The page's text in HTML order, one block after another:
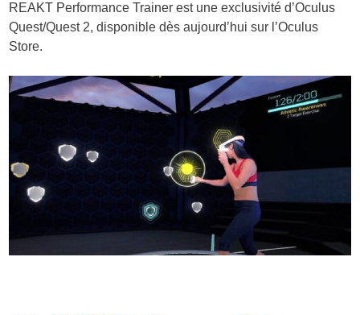
REAKT Performance Trainer est une exclusivité d’Oculus
Quest/Quest 2, disponible dès aujourd’hui sur l’Oculus
Store.